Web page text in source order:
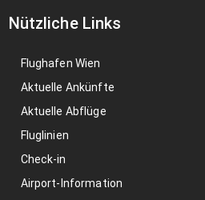
Nützliche Links
Flughafen Wien
Aktuelle Ankünfte
Aktuelle Abflüge
Fluglinien
Check-in
Airport-Information